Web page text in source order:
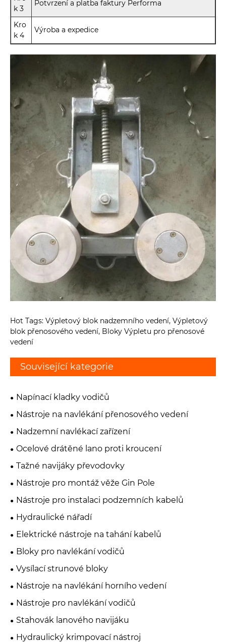
k 3
Potvrzení a platba faktury Performa
Kro
k 4
Výroba a expedice
Hot Tags: Výpletový blok nadzemního vedení, Výpletový
blok přenosového vedení, Bloky Výpletu pro přenosové
vedení
Související kategorie
Napínací kladky vodičů
Nástroje na navlékání přenosového vedení
Nadzemní navlékací zařízení
Ocelové drátěné lano proti kroucení
Tažné navijáky převodovky
Nástroje pro montáž věže Gin Pole
Nástroje pro instalaci podzemních kabelů
Hydraulické nářadí
Elektrické nástroje na tahání kabelů
Bloky pro navlékání vodičů
Vysílací strunové bloky
Nástroje na navlékání horního vedení
Nástroje pro navlékání vodičů
Stahovák lanového navijáku
Hydraulický krimpovací nástroj